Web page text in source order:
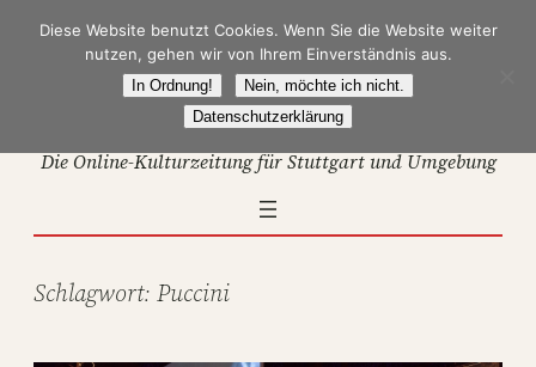
Zum
Die Online-Kulturzeitung für Stuttgart und Umgebung
Schlagwort: Puccini
Diese Website benutzt Cookies. Wenn Sie die Website weiter
nutzen, gehen wir von Ihrem Einverständnis aus.
In Ordnung!
Nein, möchte ich nicht.
Datenschutzerklärung